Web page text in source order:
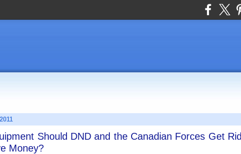
Should DND and the Canadian Forces Get Rid
Money?